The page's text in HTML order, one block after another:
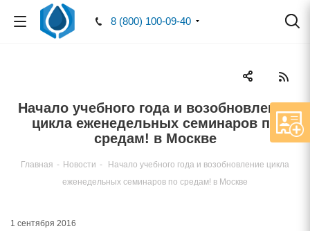
8 (800) 100-09-40
Начало учебного года и возобновление
цикла еженедельных семинаров по
средам! в Москве
Главная - Новости -
Начало учебного года и возобновление цикла
еженедельных семинаров по средам! в Москве
1 сентября 2016